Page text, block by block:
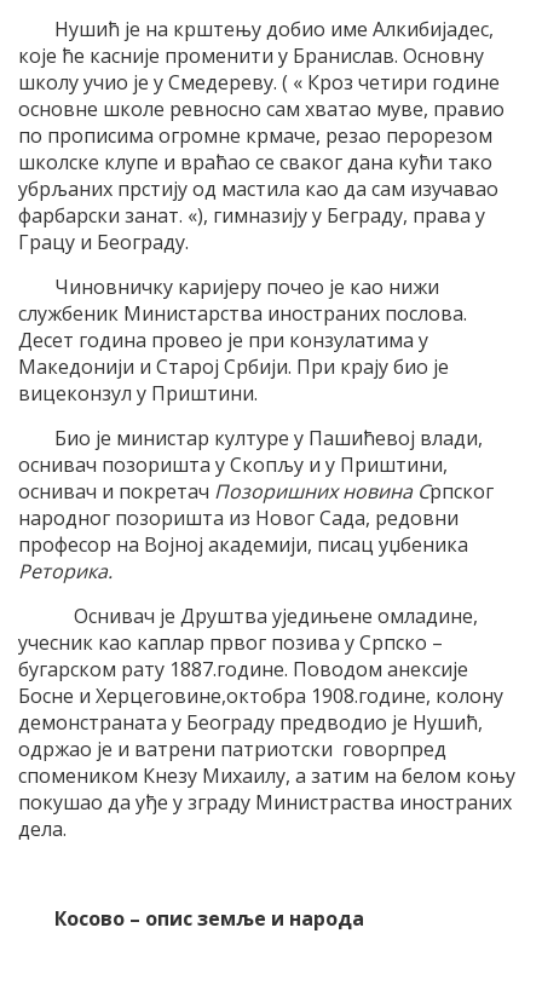
Нушић је на крштењу добио име Алкибијадес,
које ће касније променити у Бранислав. Основну
школу учио је у Смедереву. ( « Кроз четири године
основне школе ревносно сам хватао муве, правио
по прописима огромне крмаче, резао перорезом
школске клупе и враћао се сваког дана кући тако
убрљаних прстију од мастила као да сам изучавао
фарбарски занат. «), гимназију у Беграду, права у
Грацу и Београду.
Чиновничку каријеру почео је као нижи
службеник Министарства иностраних послова.
Десет година провео је при конзулатима у
Македонији и Старој Србији. При крају био је
вицеконзул у Приштини.
Био је министар културе у Пашићевој влади,
оснивач позоришта у Скопљу и у Приштини,
оснивач и покретач Позоришних новина Српског
народног позоришта из Новог Сада, редовни
професор на Војној академији, писац уџбеника
Реторика.
Оснивач је Друштва уједињене омладине,
учесник као каплар првог позива у Српско –
бугарском рату 1887.године. Поводом анексије
Босне и Херцеговине,октобра 1908.године, колону
демонстраната у Београду предводио је Нушић,
одржао је и ватрени патриотски говорпред
спомеником Кнезу Михаилу, а затим на белом коњу
покушао да уђе у зграду Министраства иностраних
дела.
Косово – опис земље и народа